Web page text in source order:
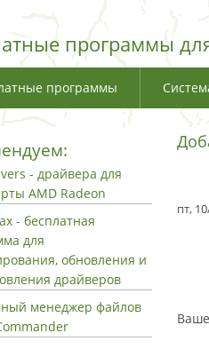
программы
программы
пт,
- драйвера для
AMD Radeon
- бесплатная
для
обновления и
драйверов
менеджер файлов